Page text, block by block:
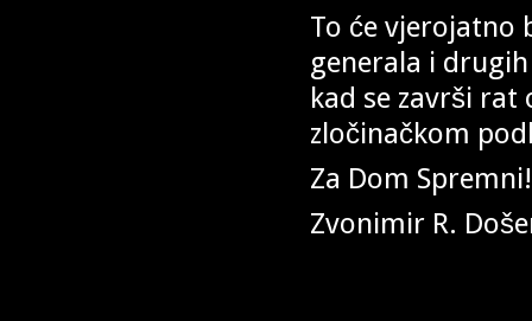
To će vjerojatno
generala i
kad se završi
zločinačkom
Za Dom Spremni!
Zvonimir R.